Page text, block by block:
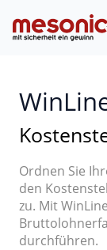
Ordnen Sie
den
zu. Mit
durchführen.